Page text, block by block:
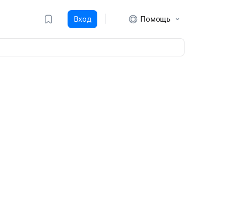
Вход Помощь